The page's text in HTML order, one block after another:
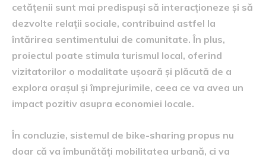
cetățenii sunt mai predispuși să interacționeze și să
dezvolte relații sociale, contribuind astfel la
întărirea sentimentului de comunitate. În plus,
proiectul poate stimula turismul local, oferind
vizitatorilor o modalitate ușoară și plăcută de a
explora orașul și împrejurimile, ceea ce va avea un
impact pozitiv asupra economiei locale.
În concluzie, sistemul de bike-sharing propus nu
doar că va îmbunătăți mobilitatea urbană, ci va